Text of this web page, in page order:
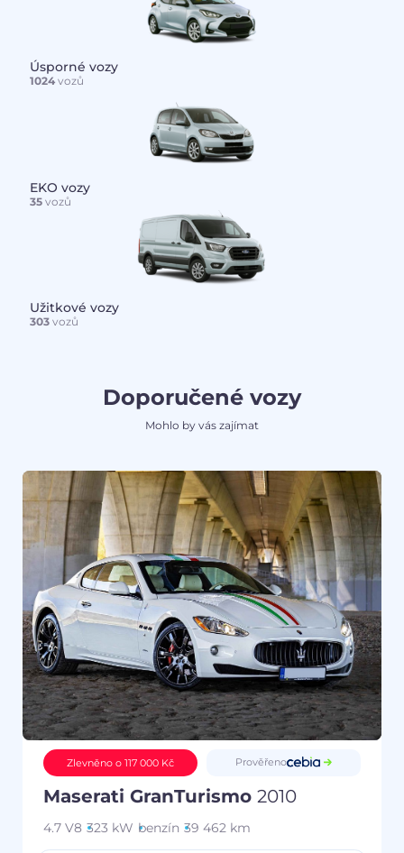
Úsporné vozy
1024vozů
EKO vozy
35vozů
Užitkové vozy
303vozů
Doporučené vozy
Mohlo by vás zajímat
Zlevněno o 117 000 Kč Prověřeno
Maserati GranTurismo 2010
4.7 V8 323 kW benzín 39 462 km